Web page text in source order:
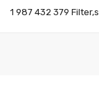
1 987 432 379